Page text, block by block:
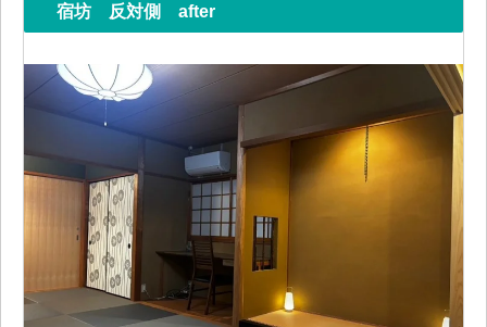
宿坊 反対側 after